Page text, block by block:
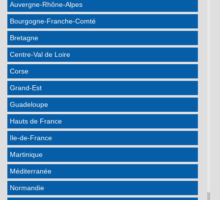
Auvergne-Rhône-Alpes
Bourgogne-Franche-Comté
Bretagne
Centre-Val de Loire
Corse
Grand-Est
Guadeloupe
Hauts de France
Ile-de-France
Martinique
Méditerranée
Normandie